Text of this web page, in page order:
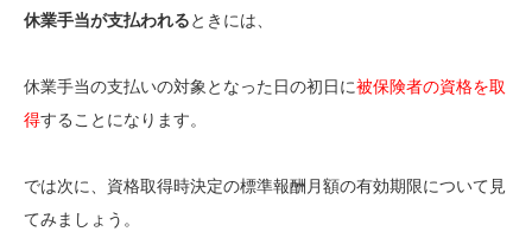
休業手当が支払われるときには、
休業手当の支払いの対象となった日の初日に被保険者の資格を取
得することになります。
では次に、資格取得時決定の標準報酬月額の有効期限について見
てみましょう。